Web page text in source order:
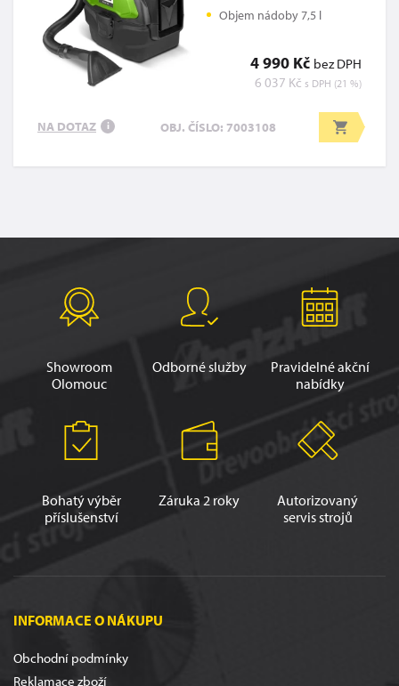
Objem nádoby 7,5 l
4 990 Kč bez DPH
6 037 Kč s DPH (21 %)
NA DOTAZ i OBJ. ČÍSLO: 7003108
Showroom
Olomouc
Odborné služby
Pravidelné akční
nabídky
Bohatý výběr
příslušenství
Záruka 2 roky
Autorizovaný
servis strojů
INFORMACE O NÁKUPU
Obchodní podmínky
Reklamace zboží